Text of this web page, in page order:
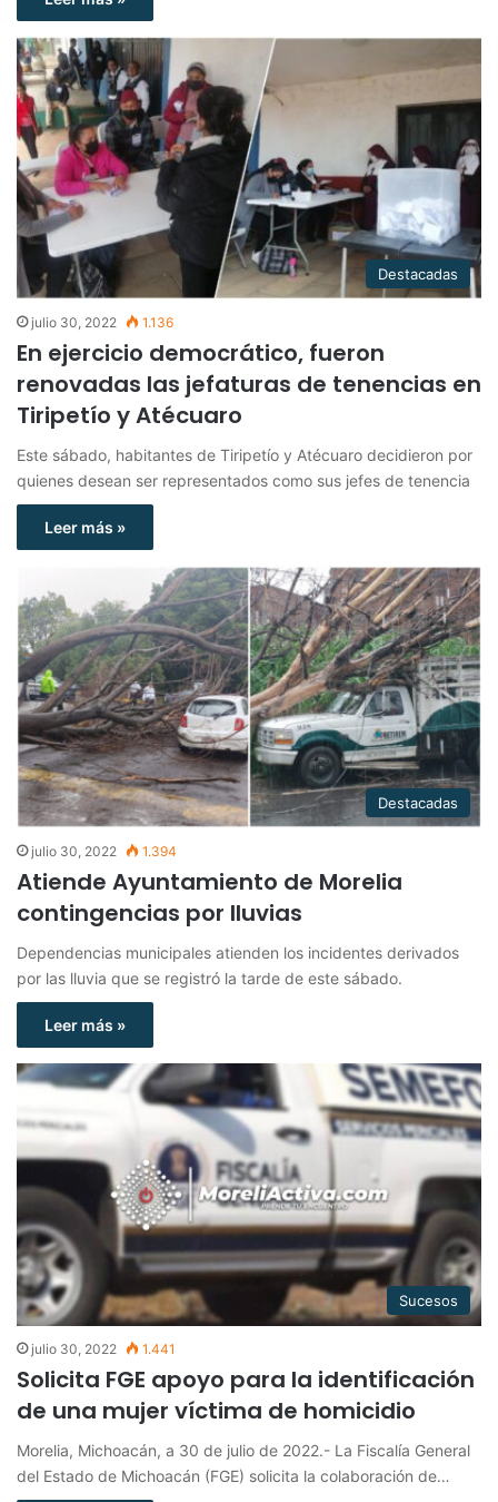
Destacadas
julio 30, 2022 1.136
En ejercicio democrático, fueron
renovadas las jefaturas de tenencias en
Tiripetío y Atécuaro
Este sábado, habitantes de Tiripetío y Atécuaro decidieron por
quienes desean ser representados como sus jefes de tenencia
Leer más »
Destacadas
julio 30, 2022 1.394
Atiende Ayuntamiento de Morelia
contingencias por lluvias
Dependencias municipales atienden los incidentes derivados
por las lluvia que se registró la tarde de este sábado.
Leer más »
Sucesos
julio 30, 2022 1.441
Solicita FGE apoyo para la identificación
de una mujer víctima de homicidio
Morelia, Michoacán, a 30 de julio de 2022.- La Fiscalía General
del Estado de Michoacán (FGE) solicita la colaboración de…